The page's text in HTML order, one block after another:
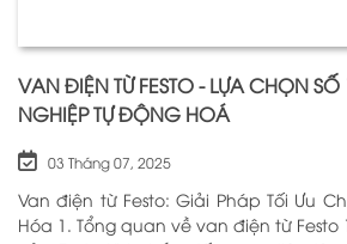
VAN ĐIỆN TỪ FESTO - LỰA CHỌN
NGHIỆP TỰ ĐỘNG HOÁ
03 Tháng 07, 2025
Van điện từ Festo: Giải Pháp Tối Ưu
Hóa 1. Tổng quan về van điện từ Festo 1.1. Lịch sử phát triển